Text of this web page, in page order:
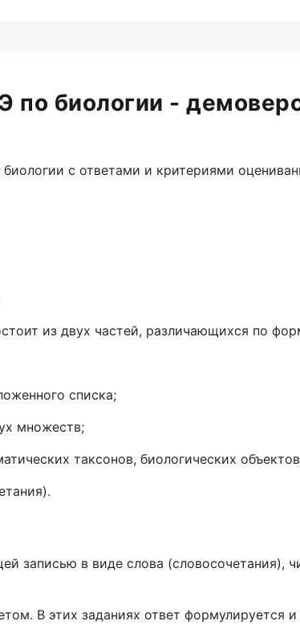
по биологии -
с ответами и критериями
из двух частей, различающихся по
списка;
множеств;
таксонов, биологических
записью в виде слова (словосочетания),
В этих заданиях ответ формулируется